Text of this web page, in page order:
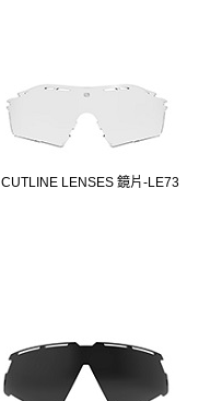
CUTLINE LENSES 鏡片-LE73